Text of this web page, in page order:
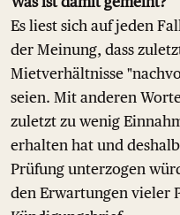
Es liest sich auf jeden
der Meinung, dass
Mietverhältnisse
seien. Mit anderen
zuletzt zu wenig
erhalten hat und
Prüfung unterzogen
den Erwartungen vieler